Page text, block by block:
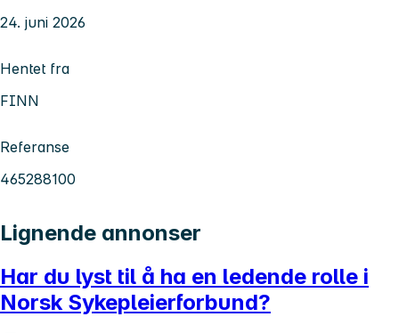
24. juni 2026
Hentet fra
FINN
Referanse
465288100
Lignende annonser
Har du lyst til å ha en ledende rolle i
Norsk Sykepleierforbund?